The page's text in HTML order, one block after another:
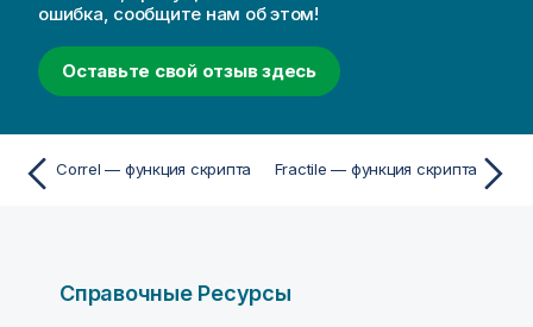
ошибка, сообщите нам об этом!
Оставьте свой отзыв здесь
Correl — функция скрипта Fractile — функция скрипта
Справочные Ресурсы